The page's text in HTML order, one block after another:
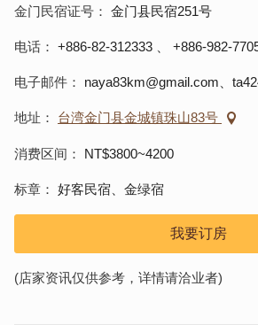
金门民宿证号 金门县民宿251号
电话 +886-82-312333 +886-982-
电子邮件 naya83km@gmail.com、
地址 台湾金门县金城镇珠山83号
消费区间 NT$3800~4200
标章 好客民宿、金绿宿
我要订房
(店家资讯仅供参考，详情请洽业者)